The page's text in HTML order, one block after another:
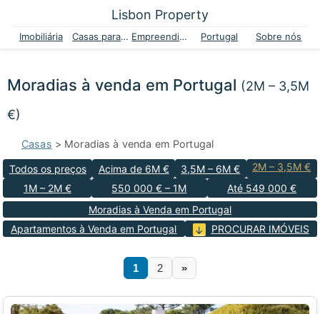
Lisbon Property
Imobiliária Casas para venda Empreendimentos Portugal Sobre nós
Moradias à venda em Portugal (2M – 3,5M
€)
Casas > Moradias à venda em Portugal
Todos os preços Acima de 6M € 3,5M – 6M €
2M – 3,5M €
1M – 2M €
550 000 € – 1M
Até 549 000 €
Moradias à Venda em Portugal
Apartamentos à Venda em Portugal
PROCURAR IMÓVEIS
1 2 »